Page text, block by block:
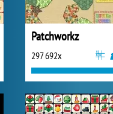
Patchworkz
297 692x